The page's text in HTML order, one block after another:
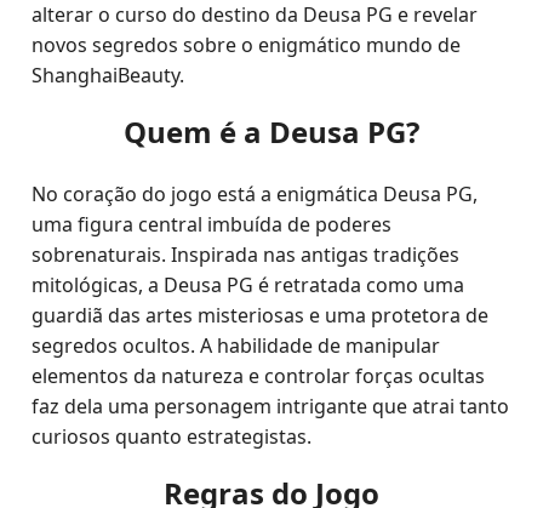
alterar o curso do destino da Deusa PG e revelar
novos segredos sobre o enigmático mundo de
ShanghaiBeauty.
Quem é a Deusa PG?
No coração do jogo está a enigmática Deusa PG,
uma figura central imbuída de poderes
sobrenaturais. Inspirada nas antigas tradições
mitológicas, a Deusa PG é retratada como uma
guardiã das artes misteriosas e uma protetora de
segredos ocultos. A habilidade de manipular
elementos da natureza e controlar forças ocultas
faz dela uma personagem intrigante que atrai tanto
curiosos quanto estrategistas.
Regras do Jogo